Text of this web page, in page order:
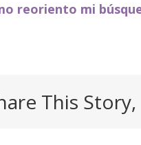
reoriento mi
This